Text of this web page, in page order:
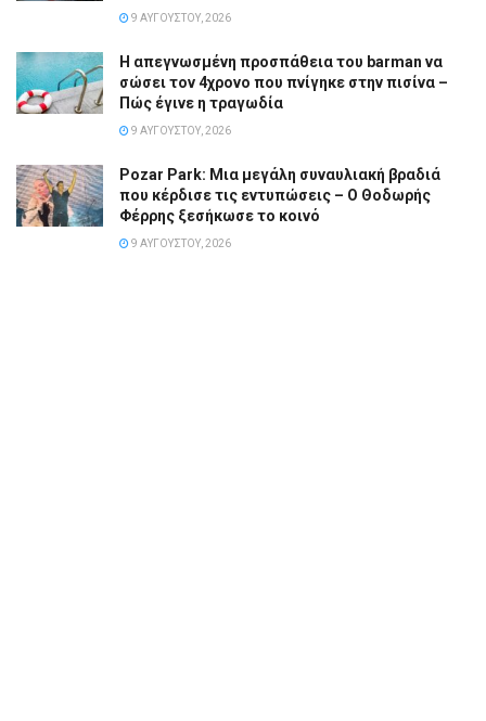
9 ΑΥΓΟΎΣΤΟΥ, 2026
Η απεγνωσμένη προσπάθεια του barman να
σώσει τον 4χρονο που πνίγηκε στην πισίνα –
Πώς έγινε η τραγωδία
9 ΑΥΓΟΎΣΤΟΥ, 2026
Pozar Park: Μια μεγάλη συναυλιακή βραδιά
που κέρδισε τις εντυπώσεις – Ο Θοδωρής
Φέρρης ξεσήκωσε το κοινό
9 ΑΥΓΟΎΣΤΟΥ, 2026